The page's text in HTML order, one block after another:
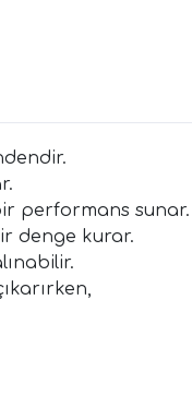
performans sunar.
denge kurar.